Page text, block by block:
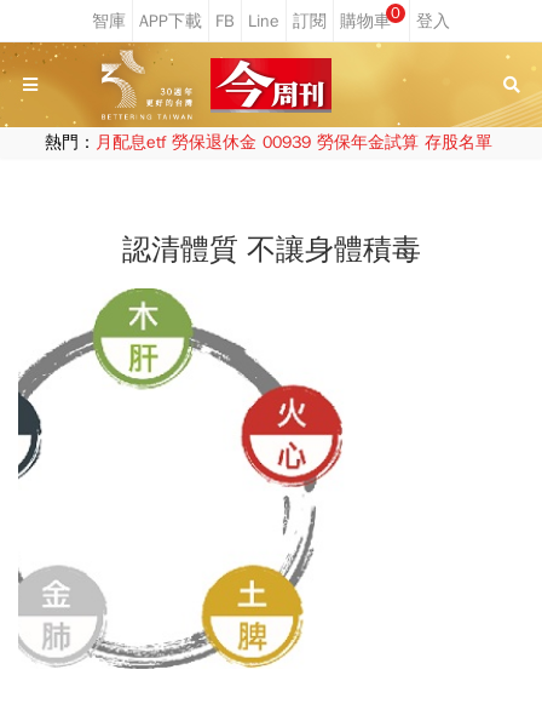
0
熱門： 月配息etf 勞保退休金 00939 勞保年金試算 存股名單
認清體質 不讓身體積毒